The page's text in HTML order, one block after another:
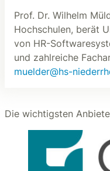
Prof. Dr. Wilhelm
Hochschulen, berät
von HR-
und zahlreiche
muelder@hs-
Die wichtigsten